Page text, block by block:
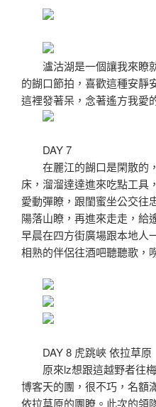
瀘沽湖是一個讓我來瞭
的餬口節拍，喜歡這種安靜
這裡發著呆，念著遙方我愛
DAY 7
在麗江的餬口是閑散的
床，溜溜達達進來吃點工具
愛動彈瞭，跟閨蜜坐公交往
陽落山瞭，再進來走走，給
早晨在四方街廣場跟本地人
相熟的伴侶往酒吧聽聽歌，
DAY 8 虎跳峽 依拉草原
原來lz想跟這越野者往
博客天的團，很不巧，名額
依拉草原的團瞭。此次的領